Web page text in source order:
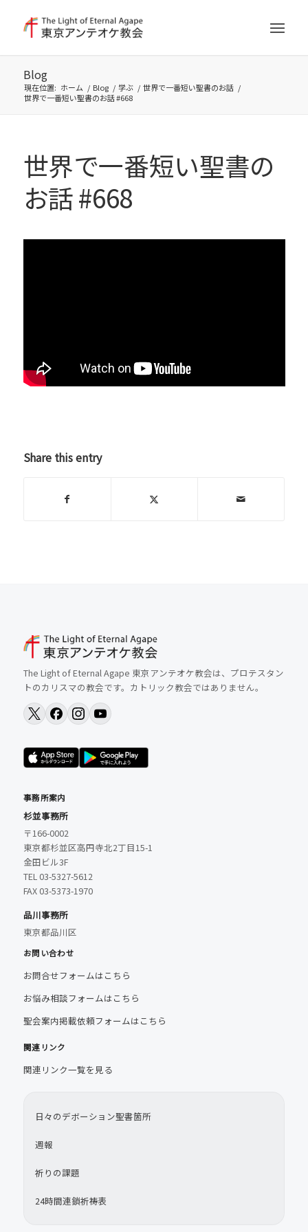
Blog
現在位置: ホーム / Blog / 学ぶ / 世界で一番短い聖書のお話 /
世界で一番短い聖書のお話 #668
世界で一番短い聖書の
お話 #668
Share this entry
The Light of Eternal Agape 東京アンテオケ教会は、プロテスタン
トのカリスマの教会です。カトリック教会ではありません。
事務所案内
杉並事務所
〒166-0002
東京都杉並区高円寺北2丁目15-1
金田ビル3F
TEL 03-5327-5612
FAX 03-5373-1970
品川事務所
東京都品川区
お問い合わせ
お問合せフォームはこちら
お悩み相談フォームはこちら
聖会案内掲載依頼フォームはこちら
関連リンク
関連リンク一覧を見る
日々のデボーション聖書箇所
週報
祈りの課題
24時間連鎖祈祷表